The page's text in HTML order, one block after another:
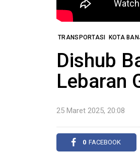
TRANSPORTASI KOTA
Dishub
Lebaran
25 Maret 2025, 20:08
0 FACEBOOK